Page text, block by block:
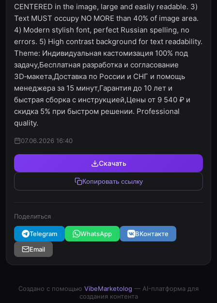
CENTERED in the image, large and easily readable. 3)
Text MUST occupy NO MORE than 40% of image area.
4) Modern stylish font, perfect Russian spelling, no
errors. 5) High contrast background for text readability.
Theme: Индивидуальная кастомизация 100% под
задачу,Бесплатная разработка и согласование
3D‑макета,Доставка по России и СНГ и помощь
менеджера за 15 минут,Гарантия до 10 лет и
быстрая сборка с инструкцией,Цены от 9 540 ₽ и
скидка 5% при быстром решении. Professional
quality.
07.06.2026 16:40
Скачать
Копировать ссылку
Поделиться
Telegram WhatsApp
ВКонтакте
Email
Создано с помощью VibeMarketolog — AI-платформа для
создания контента